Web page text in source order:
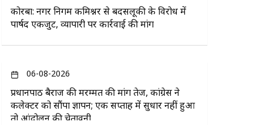
कोरबा: नगर निगम कमिश्नर से बदसलूकी के विरोध में
पार्षद एकजुट, व्यापारी पर कार्रवाई की मांग
06-08-2026
प्रधानपाठ बैराज की मरम्मत की मांग तेज, कांग्रेस ने
कलेक्टर को सौंपा ज्ञापन; एक सप्ताह में सुधार नहीं हुआ
तो आंदोलन की चेतावनी